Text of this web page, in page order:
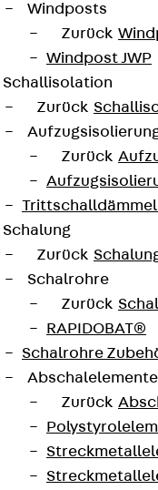
Windposts
Zurück
Windpost JWP
Schallisolation
Zurück
Zurück
Schalung
Zurück
Schalrohre
Zurück
RAPIDOBAT®
Schalrohre
Zurück